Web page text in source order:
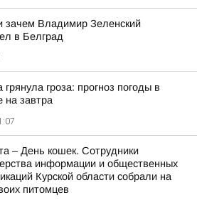
зачем Владимир Зеленский
в Белград
грянула гроза: прогноз погоды в
на завтра
– День кошек. Сотрудники
информации и общественных
Курской области собрали на
питомцев